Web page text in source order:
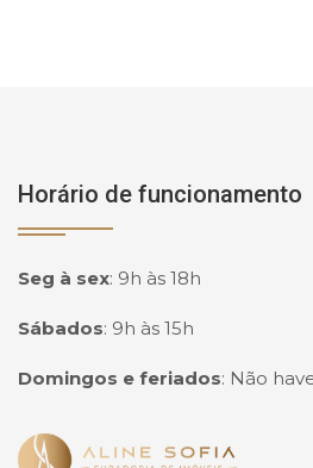
Horário de funcionamento
Seg à sex: 9h às 18h
Sábados: 9h às 15h
Domingos e feriados: Não
Página inicial